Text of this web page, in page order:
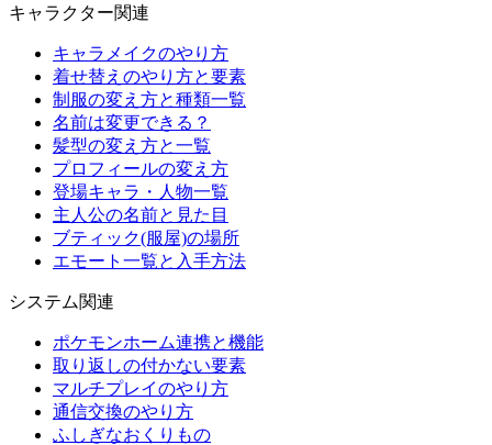
キャラクター関連
キャラメイクのやり方
着せ替えのやり方と要素
制服の変え方と種類一覧
名前は変更できる？
髪型の変え方と一覧
プロフィールの変え方
登場キャラ・人物一覧
主人公の名前と見た目
ブティック(服屋)の場所
エモート一覧と入手方法
システム関連
ポケモンホーム連携と機能
取り返しの付かない要素
マルチプレイのやり方
通信交換のやり方
ふしぎなおくりもの